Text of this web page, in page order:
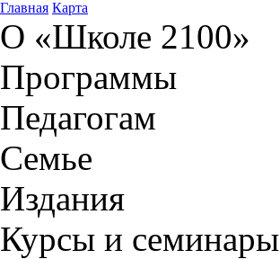
Главная Карта
О «Школе 2100»
Программы
Педагогам
Семье
Издания
Курсы и семинары